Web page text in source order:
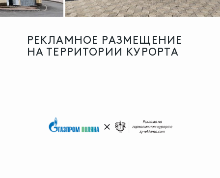
РЕКЛАМНОЕ РАЗМЕЩЕНИЕ
НА ТЕРРИТОРИИ КУРОРТА